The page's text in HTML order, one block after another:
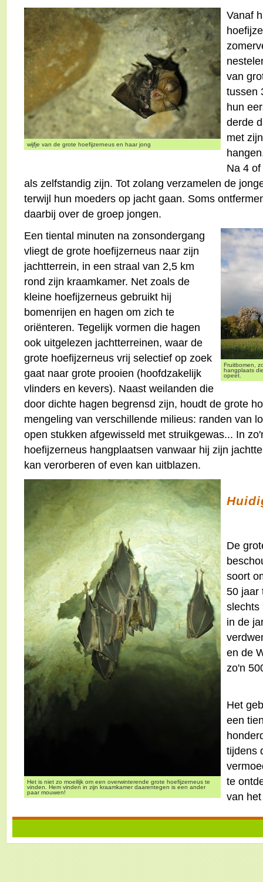
wijfje van de grote hoefijzerneus en haar jong
Vanaf
van
tussen
hun
derde
met
Na 4
als zelfstandig zijn. Tot zolang verzamelen de
terwijl hun moeders op jacht gaan. Soms
daarbij over de groep jongen.
Fruitbomen,
hangplaats
opeet.
Een tiental minuten na zonsondergang
vliegt de grote hoefijzerneus naar zijn
jachtterrein, in een straal van 2,5 km
rond zijn kraamkamer. Net zoals de
kleine hoefijzerneus gebruikt hij
bomenrijen en hagen om zich te
oriënteren. Tegelijk vormen die hagen
ook uitgelezen jachtterreinen, waar de
grote hoefijzerneus vrij selectief op zoek
gaat naar grote prooien (hoofdzakelijk
vlinders en kevers). Naast weilanden die
door dichte hagen begrensd zijn, houdt de grote
mengeling van verschillende milieus: randen van
open stukken afgewisseld met struikgewas... In
hoefijzerneus hangplaatsen vanwaar hij zijn
kan verorberen of even kan uitblazen.
Het is niet zo moeilijk om een overwinterende grote hoefijzerneus te
vinden. Hem vinden in zijn kraamkamer daarentegen is een ander
paar mouwen!
De
soort
50 jaar
slechts
in de
en de
zo'n
Het
een
tijdens
te
van